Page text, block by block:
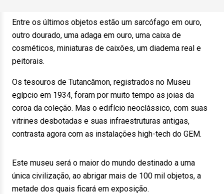
Entre os últimos objetos estão um sarcófago em ouro,
outro dourado, uma adaga em ouro, uma caixa de
cosméticos, miniaturas de caixões, um diadema real e
peitorais.
Os tesouros de Tutancâmon, registrados no Museu
egípcio em 1934, foram por muito tempo as joias da
coroa da coleção. Mas o edifício neoclássico, com suas
vitrines desbotadas e suas infraestruturas antigas,
contrasta agora com as instalações high-tech do GEM.
Este museu será o maior do mundo destinado a uma
única civilização, ao abrigar mais de 100 mil objetos, a
metade dos quais ficará em exposição.